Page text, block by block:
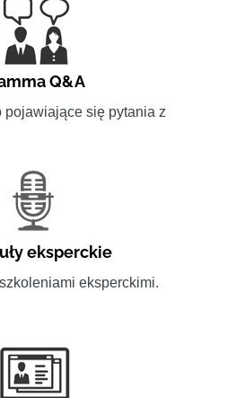
Q&A
pojawiające się pytania z
eksperckie
eksperckimi.